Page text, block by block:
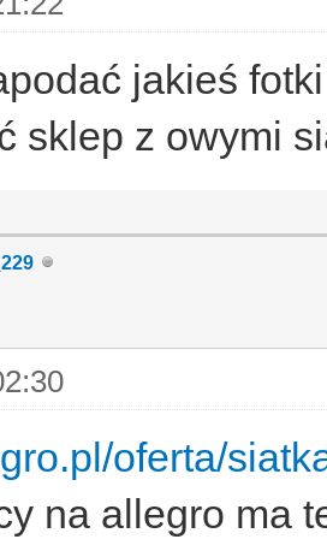
jakieś
sklep z owymi
oferta/
na allegro ma